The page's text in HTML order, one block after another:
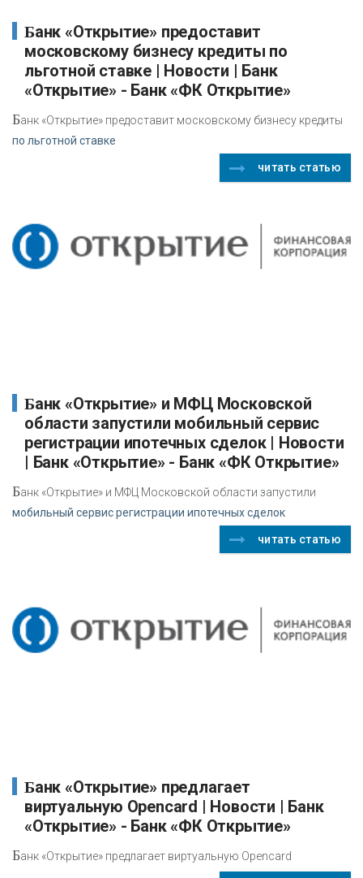
Банк «Открытие» предоставит
московскому бизнесу кредиты по
льготной ставке | Новости | Банк
«Открытие» - Банк «ФК Открытие»
Банк «Открытие» предоставит московскому бизнесу кредиты
по льготной ставке
читать статью
Банк «Открытие» и МФЦ Московской
области запустили мобильный сервис
регистрации ипотечных сделок | Новости
| Банк «Открытие» - Банк «ФК Открытие»
Банк «Открытие» и МФЦ Московской области запустили
мобильный сервис регистрации ипотечных сделок
читать статью
Банк «Открытие» предлагает
виртуальную Opencard | Новости | Банк
«Открытие» - Банк «ФК Открытие»
Банк «Открытие» предлагает виртуальную Opencard